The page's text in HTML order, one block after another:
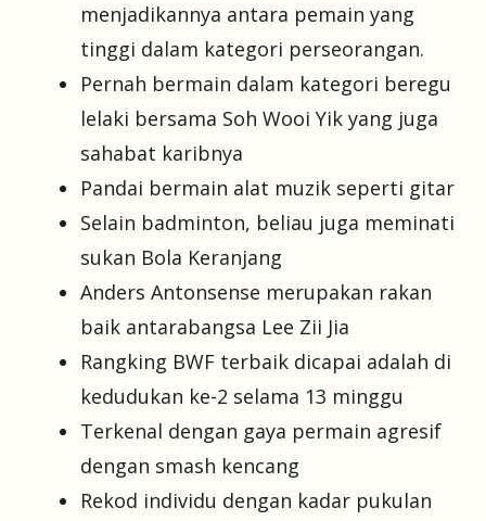
menjadikannya antara pemain yang
tinggi dalam kategori perseorangan.
Pernah bermain dalam kategori beregu
lelaki bersama Soh Wooi Yik yang juga
sahabat karibnya
Pandai bermain alat muzik seperti gitar
Selain badminton, beliau juga meminati
sukan Bola Keranjang
Anders Antonsense merupakan rakan
baik antarabangsa Lee Zii Jia
Rangking BWF terbaik dicapai adalah di
kedudukan ke-2 selama 13 minggu
Terkenal dengan gaya permain agresif
dengan smash kencang
Rekod individu dengan kadar pukulan